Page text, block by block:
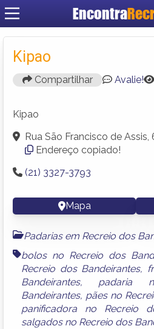
Encontra
Kipao
Compartilhar Avalie!
Kipao
Rua São Francisco de Assis,
Endereço copiado!
(21) 3327-3793
Mapa
Padarias em Recreio dos
bolos no Recreio dos
Recreio dos Bandeirantes,
Bandeirantes, padaria
Bandeirantes, pães no
panificadora no Recreio
salgados no Recreio dos